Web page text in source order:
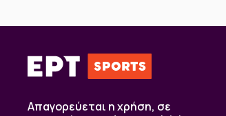
Απαγορεύεται η χρήση, σε